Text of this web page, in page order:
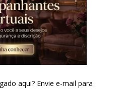
aqui? Envie e-mail para